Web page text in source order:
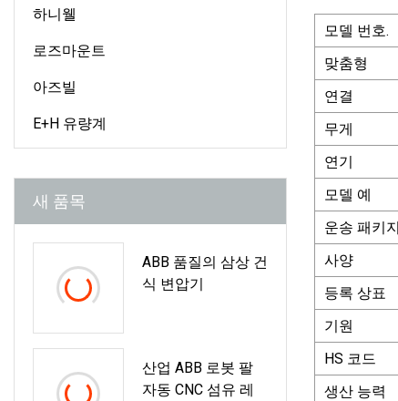
하니웰
로즈마운트
아즈빌
E+H 유량계
새 품목
ABB 품질의 삼상 건
식 변압기
산업 ABB 로봇 팔
자동 CNC 섬유 레
모델 번호.
맞춤형
연결
무게
연기
모델 예
운송 패키지
사양
등록 상표
기원
HS 코드
생산 능력